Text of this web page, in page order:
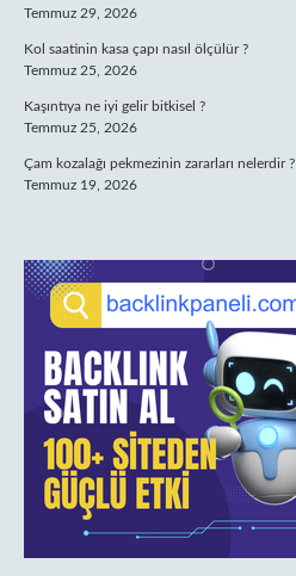
Temmuz 29, 2026
Kol saatinin kasa çapı nasıl ölçülür ?
Temmuz 25, 2026
Kaşıntıya ne iyi gelir bitkisel ?
Temmuz 25, 2026
Çam kozalağı pekmezinin zararları nelerdir ?
Temmuz 19, 2026